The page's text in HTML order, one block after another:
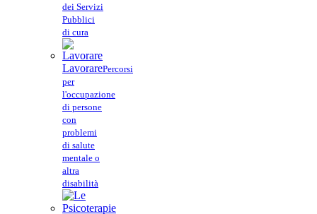
dei Servizi
Pubblici
di cura
LavorarePercorsi
per
l'occupazione
di persone
con
problemi
di salute
mentale o
altra
disabilità